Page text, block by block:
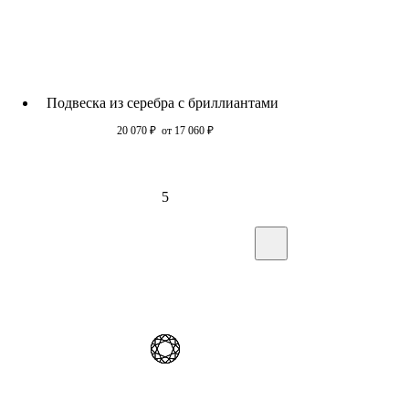
Подвеска из серебра c бриллиантами
20 070 ₽ от 17 060 ₽
5